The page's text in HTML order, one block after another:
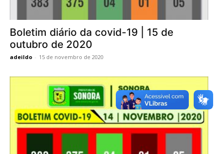
Boletim diário da covid-19 | 15 de
outubro de 2020
adeildo - 15 de novembro de 2020